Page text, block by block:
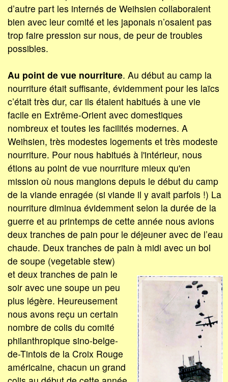
d’autre part les internés de Weihsien collaboraient
bien avec leur comité et les japonais n’osaient pas
trop faire pression sur nous, de peur de troubles
possibles.
Au point de vue nourriture. Au début au camp la
nourriture était suffisante, évidemment pour les laïcs
c’était très dur, car ils étaient habitués à une vie
facile en Extrême-Orient avec domestiques
nombreux et toutes les facilités modernes. A
Weihsien, très modestes logements et très modeste
nourriture. Pour nous habitués à l'intérieur, nous
étions au point de vue nourriture mieux qu'en
mission où nous mangions depuis le début du camp
de la viande enragée (si viande il y avait parfois !) La
nourriture diminua évidemment selon la durée de la
guerre et au printemps de cette année nous avions
deux tranches de pain pour le déjeuner avec de l’eau
chaude. Deux tranches de pain à midi avec un bol
de soupe (vegetable stew)
et deux tranches de pain le
soir avec une soupe un peu
plus légère. Heureusement
nous avons reçu un certain
nombre de colis du comité
philanthropique sino-belge-
de-Tintois de la Croix Rouge
américaine, chacun un grand